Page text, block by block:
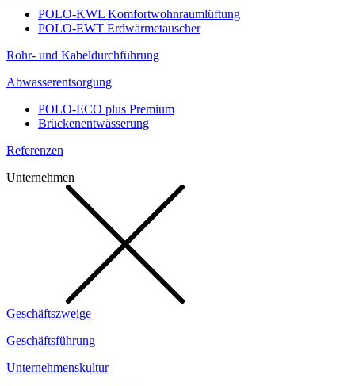
POLO-KWL Komfortwohnraumlüftung
POLO-EWT Erdwärmetauscher
Rohr- und Kabeldurchführung
Abwasserentsorgung
POLO-ECO plus Premium
Brückenentwässerung
Referenzen
Unternehmen
Geschäftszweige
Geschäftsführung
Unternehmenskultur